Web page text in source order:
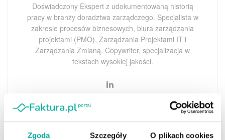
Zgoda Szczegóły O plikach cookies
Doświadczony Ekspert z udokumentowaną historią
pracy w branży doradztwa zarządczego. Specjalista w
zakresie procesów biznesowych, biura zarządzania
projektami (PMO), Zarządzania Projektami IT i
Zarządzania Zmianą. Copywriter, specjalizacja w
tekstach wysokiej jakości.
PodobneWpisy